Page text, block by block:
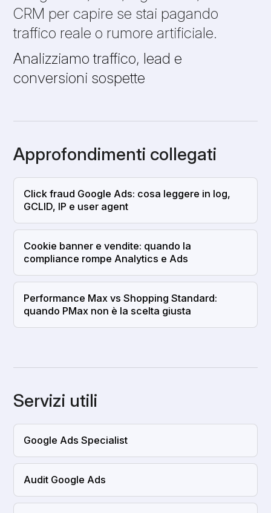
CRM per capire se stai pagando
traffico reale o rumore artificiale.
Analizziamo traffico, lead e
conversioni sospette
Approfondimenti collegati
Click fraud Google Ads: cosa leggere in log,
GCLID, IP e user agent
Cookie banner e vendite: quando la
compliance rompe Analytics e Ads
Performance Max vs Shopping Standard:
quando PMax non è la scelta giusta
Servizi utili
Google Ads Specialist
Audit Google Ads